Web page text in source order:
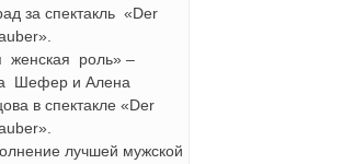
за спектакль «Der
женская роль» –
Шефер и Алена
в спектакле «Der
лучшей мужской